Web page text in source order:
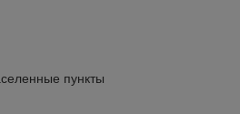
пункты